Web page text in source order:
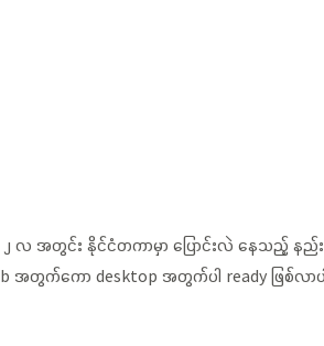
အတွင်း နိုင်ငံတကာမှာ ပြောင်းလဲ နေသည့် နည်း
အတွက်ကော desktop အတွက်ပါ ready ဖြစ်